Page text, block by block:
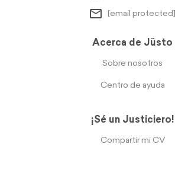
[email protected]
Acerca de Jüsto
Sobre nosotros
Centro de ayuda
¡Sé un Justiciero!
Compartir mi CV